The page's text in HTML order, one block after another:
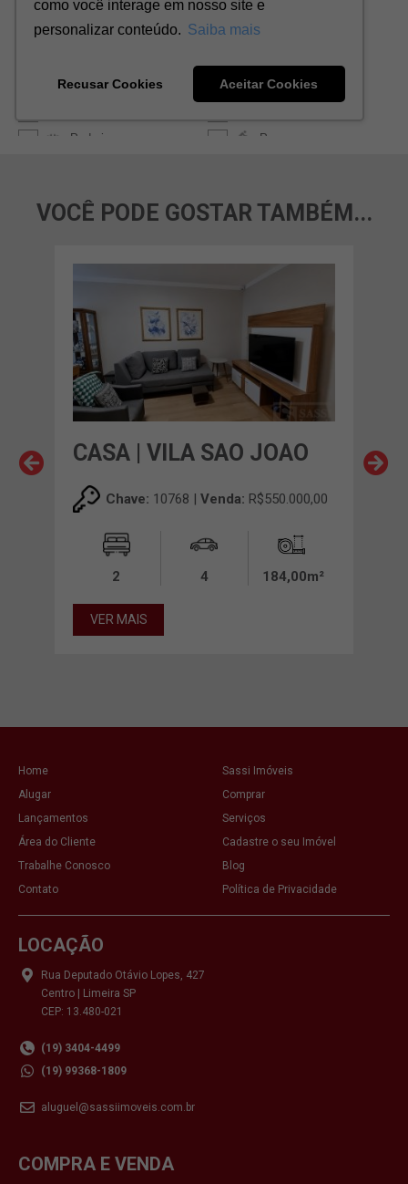
VOCÊ PODE GOSTAR TAMBÉM...
CASA | VILA SAO JOAO
Chave: 10768 | Venda: R$550.000,00
2 4 184,00m²
VER MAIS
Home
Sassi Imóveis
Alugar
Comprar
Lançamentos
Serviços
Área do Cliente
Cadastre o seu Imóvel
Trabalhe Conosco
Blog
Contato
Política de Privacidade
LOCAÇÃO
Rua Deputado Otávio Lopes, 427
Centro | Limeira SP
CEP: 13.480-021
(19) 3404-4499
(19) 99368-1809
aluguel@sassiimoveis.com.br
COMPRA E VENDA